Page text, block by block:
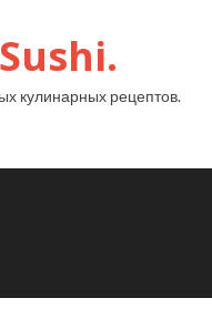
кулинарных рецептов.